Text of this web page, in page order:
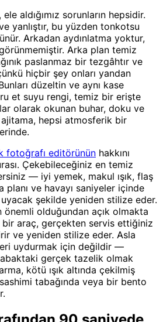
aldığımız sorunların hepsidir.
yanlıştır, bu yüzden tonkotsu
Arkadan aydınlatma yoktur,
Arka plan temiz
paslanmaz bir tezgâhtır ve
hiçbir şey onları yandan
düzeltin ve aynı kase
et suyu rengi, temiz bir erişte
olarak okunan buhar, doku ve
hepsi atmosferik bir
fotoğrafı editörünün hakkını
Çekebileceğiniz en temiz
— iyi yemek, makul ışık, flaş
planı ve havayı saniyeler içinde
şekilde yeniden stilize eder.
önemli olduğundan açık olmakta
araç, gerçekten servis ettiğiniz
ve yeniden stilize eder. Asla
uydurmak için değildir —
gerçek tazelik olmak
kötü ışık altında çekilmiş
tabağında veya bir bento